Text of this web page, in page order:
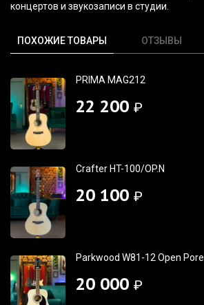
концертов и звукозаписи в студии.
ПОХОЖИЕ ТОВАРЫ ОТЗЫВЫ
PRIMA MAG212
22 200 ₽
Crafter HT-100/OP.N
20 100 ₽
Parkwood W81-12 Open Pore
20 000 ₽